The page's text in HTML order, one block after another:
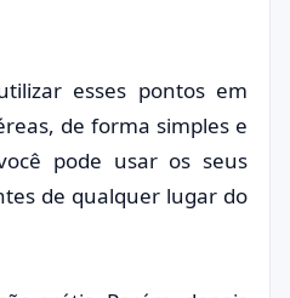
esses pontos em
de forma simples e
pode usar os seus
de qualquer lugar do